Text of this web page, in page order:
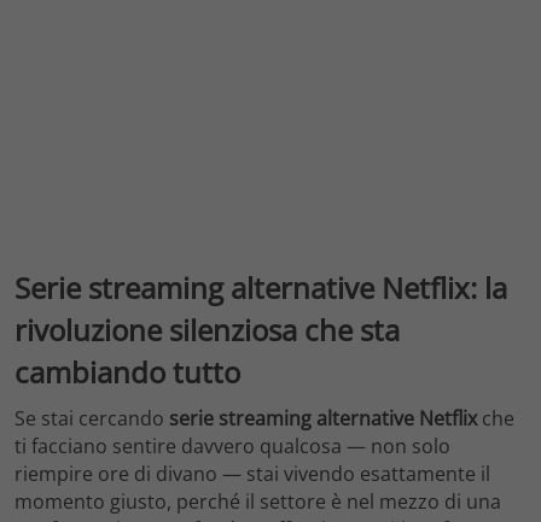
Serie streaming alternative Netflix: la
rivoluzione silenziosa che sta
cambiando tutto
Se stai cercando serie streaming alternative Netflixche
ti facciano sentire davvero qualcosa — non solo
riempire ore di divano — stai vivendo esattamente il
momento giusto, perché il settore è nel mezzo di una